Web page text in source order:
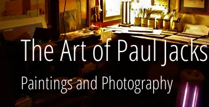
The Art of Paul Jacks
Paintings and Photography